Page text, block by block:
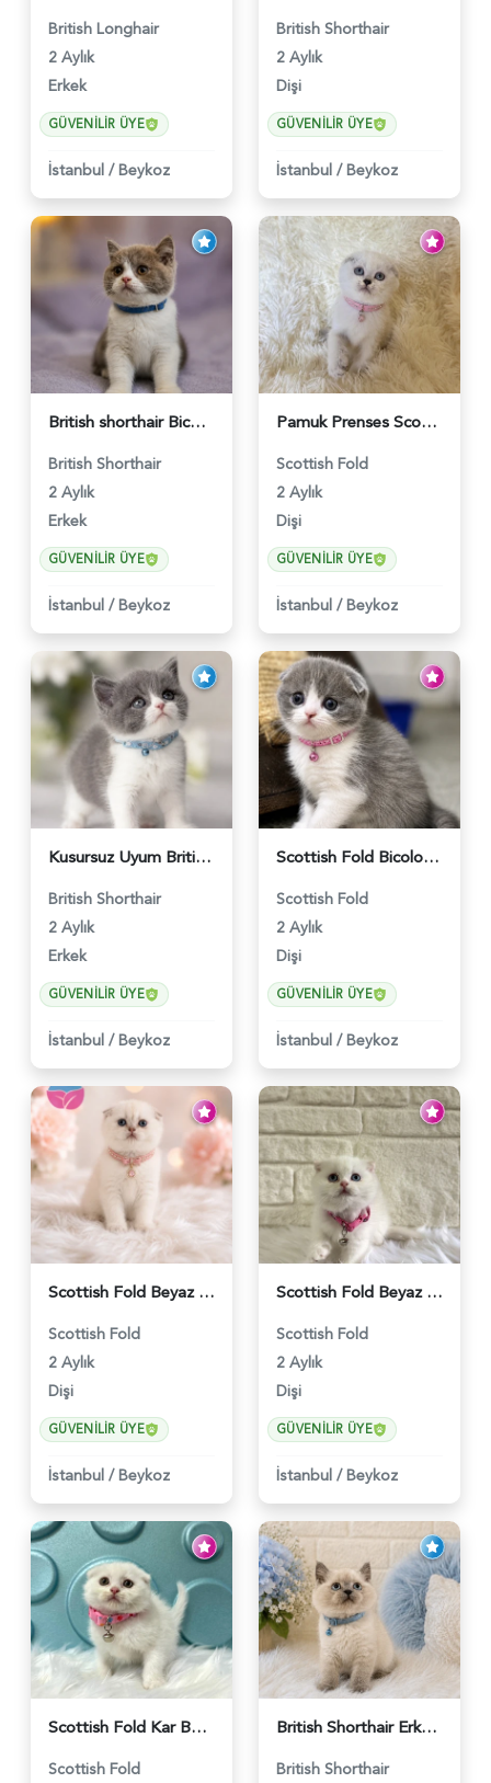
British Longhair
2 Aylık
Erkek
GÜVENILIR ÜYE
İstanbul / Beykoz
British Shorthair
2 Aylık
Dişi
GÜVENILIR ÜYE
İstanbul / Beykoz
British shorthair Bicolor Lilac Erkek - 5905
British Shorthair
2 Aylık
Erkek
GÜVENILIR ÜYE
İstanbul / Beykoz
Pamuk Prenses Scottish Fold Maviş Yavrumuz - 6009
Scottish Fold
2 Aylık
Dişi
GÜVENILIR ÜYE
İstanbul / Beykoz
Kusursuz Uyum British Shorthair Bi Color Erkek - 6011
British Shorthair
2 Aylık
Erkek
GÜVENILIR ÜYE
İstanbul / Beykoz
Scottish Fold Bicolor Lilac Dişi - 6014
Scottish Fold
2 Aylık
Dişi
GÜVENILIR ÜYE
İstanbul / Beykoz
Scottish Fold Beyaz Güzellik 2 Aylık - 4690
Scottish Fold
2 Aylık
Dişi
GÜVENILIR ÜYE
İstanbul / Beykoz
Scottish Fold Beyaz Dişi Baby Face 2 Aylık - 3704
Scottish Fold
2 Aylık
Dişi
GÜVENILIR ÜYE
İstanbul / Beykoz
Scottish Fold Kar Beyazı Dişi 2 Aylık - 2980
Scottish Fold
British Shorthair Erkek Bluepoint 2 Aylık - 4448
British Shorthair